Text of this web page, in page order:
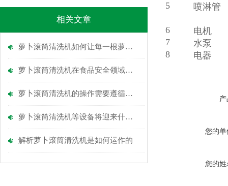
相关文章
萝卜滚筒清洗机如何让每一根萝卜都“容光焕发”？
萝卜滚筒清洗机在食品安全领域的重要性分析
萝卜滚筒清洗机的操作需要遵循的要求
萝卜滚筒清洗机等设备将迎来什么挑战
解析萝卜滚筒清洗机是如何运作的
5
喷淋管
6
电机
7
水泵
8
电器
您的单
您的姓